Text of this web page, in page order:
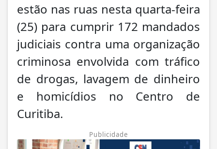
estão nas ruas nesta quarta-feira
(25) para cumprir 172 mandados
judiciais contra uma organização
criminosa envolvida com tráfico
de drogas, lavagem de dinheiro
e homicídios no Centro de
Curitiba.
Publicidade